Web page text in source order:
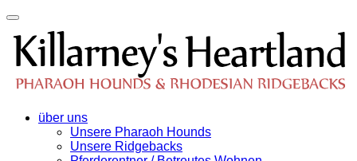
über uns
Unsere Pharaoh Hounds
Unsere Ridgebacks